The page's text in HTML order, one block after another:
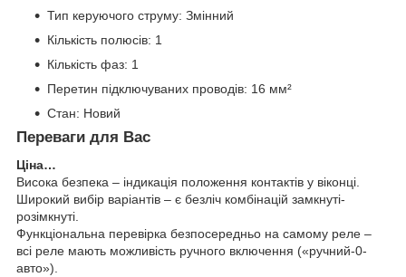
Тип керуючого струму: Змінний
Кількість полюсів: 1
Кількість фаз: 1
Перетин підключуваних проводів: 16 мм²
Стан: Новий
Переваги для Вас
Ціна…
Висока безпека – індикація положення контактів у віконці.
Широкий вибір варіантів – є безліч комбінацій замкнуті-
розімкнуті.
Функціональна перевірка безпосередньо на самому реле –
всі реле мають можливість ручного включення («ручний-0-
авто»).